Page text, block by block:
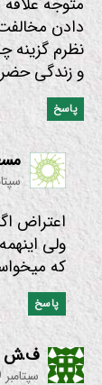
دادن
نظرم گزینه
و زندگی
پاسخ
سپتامبر 29,
اعتراض
ولی
که
پاسخ
ف.ش
سپتامبر 29, 2012 در 02:00